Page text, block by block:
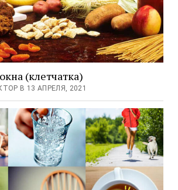
(клетчатка)
В 13 АПРЕЛЯ, 2021